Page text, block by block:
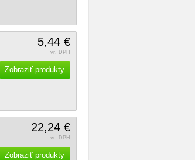
5,44 €
vr. DPH
Zobraziť produkty
22,24 €
vr. DPH
Zobraziť produkty